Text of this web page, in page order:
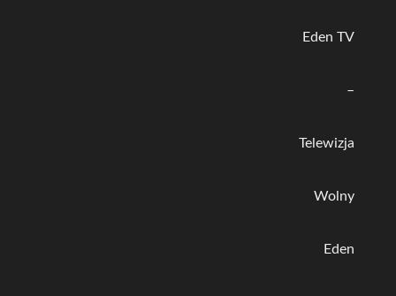
Eden TV
–
Telewizja
Wolny
Eden